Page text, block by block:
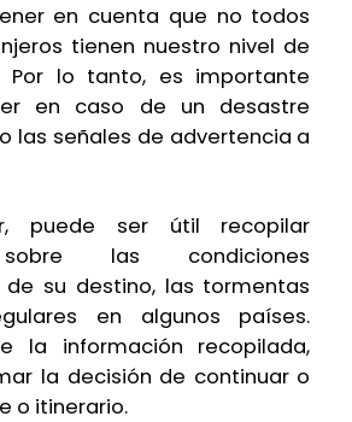
en cuenta que no todos
tienen nuestro nivel de
Por lo tanto, es importante
en caso de un desastre
las señales de advertencia a
puede ser útil recopilar
las condiciones
su destino, las tormentas
en algunos países.
la información recopilada,
la decisión de continuar o
o itinerario.